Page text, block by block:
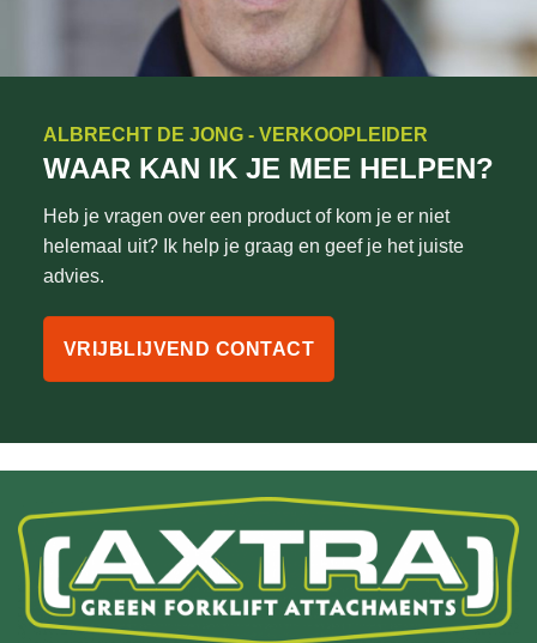
ALBRECHT DE JONG - VERKOOPLEIDER
WAAR KAN IK JE MEE HELPEN?
Heb je vragen over een product of kom je er niet
helemaal uit? Ik help je graag en geef je het juiste
advies.
VRIJBLIJVEND CONTACT